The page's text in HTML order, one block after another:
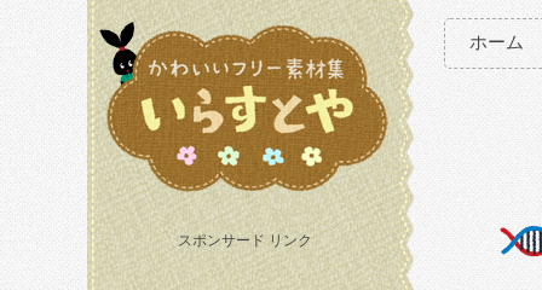
スポンサード リンク
ホーム